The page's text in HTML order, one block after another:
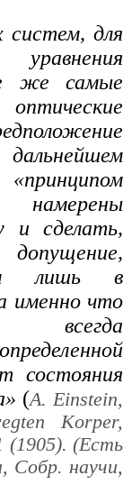
систем, для
же самые
намерены
и сделать,
лишь в
именно что
состояния
(А. Еinstein,
Korper,
(1905). (Есть
Собр. научи,